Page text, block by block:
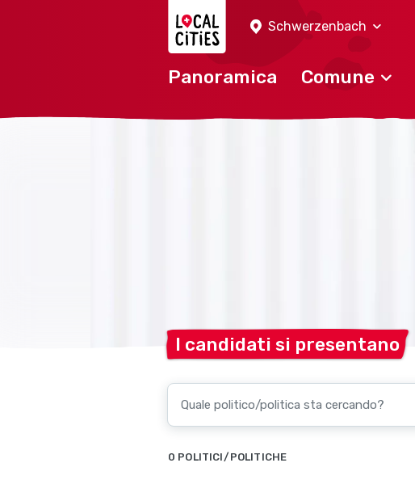
Schwerzenbach
Panoramica Comune
I candidati si presentano
0 POLITICI/POLITICHE